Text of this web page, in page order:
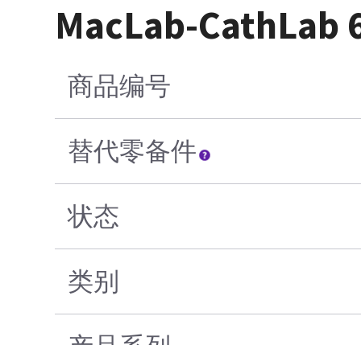
MacLab-
商品编号
替代零备件
状态
类别